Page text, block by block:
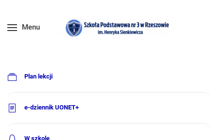
Menu
Plan lekcji
e-dziennik UONET+
W szkole